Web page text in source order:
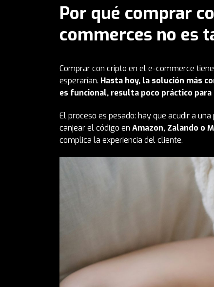
Por qué comprar
commerces no es
Comprar con cripto en el e-commerce
esperarían. Hasta hoy, la solución más
es funcional, resulta poco práctico
El proceso es pesado: hay que acudir a
canjear el código en Amazon, Zalando o
complica la experiencia del cliente.